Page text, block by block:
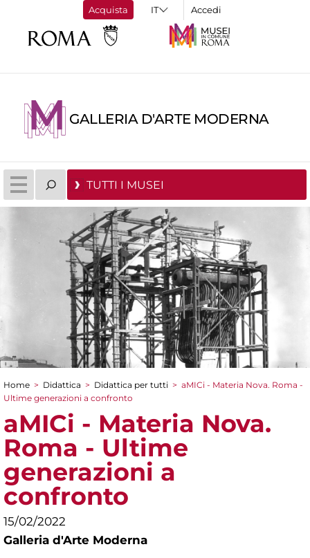
Acquista Accedi
GALLERIA D'ARTE MODERNA
TUTTI I MUSEI
Tu sei qui
Home > Didattica > Didattica per tutti > aMICi - Materia Nova. Roma -
Ultime generazioni a confronto
aMICi - Materia Nova.
Roma - Ultime
generazioni a
confronto
15/02/2022
Galleria d'Arte Moderna